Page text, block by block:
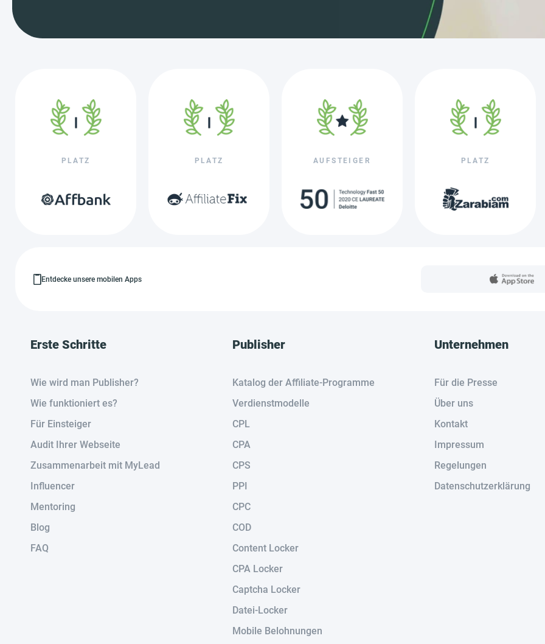
PLATZ PLATZ AUFSTEIGER PLATZ
Entdecke unsere mobilen Apps
Erste Schritte
Wie wird man Publisher?
Wie funktioniert es?
Für Einsteiger
Audit Ihrer Webseite
Zusammenarbeit mit MyLead
Influencer
Mentoring
Blog
FAQ
Publisher
Katalog der Affiliate-Programme
Verdienstmodelle
CPL
CPA
CPS
PPI
CPC
COD
Content Locker
CPA Locker
Captcha Locker
Datei-Locker
Mobile Belohnungen
Unternehmen
Für die Presse
Über uns
Kontakt
Impressum
Regelungen
Datenschutzerklärung